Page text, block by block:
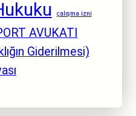
çalışma izni
AVUKATI
Giderilmesi)